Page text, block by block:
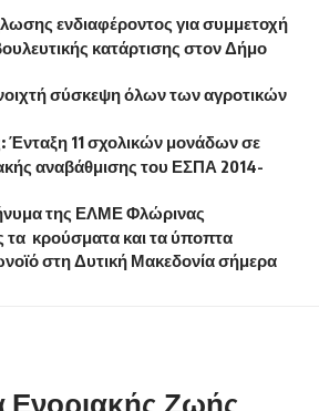
ενδιαφέροντος για συμμετοχή
κατάρτισης στον Δήμο
σύσκεψη όλων των αγροτικών
11 σχολικών μονάδων σε
αναβάθμισης του ΕΣΠΑ 2014-
της ΕΛΜΕ Φλώρινας
τα κρούσματα και τα ύποπτα
στη Δυτική Μακεδονία σήμερα
Ζωής